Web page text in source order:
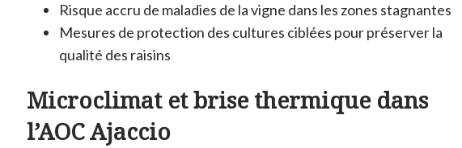
Risque accru de maladies de la vigne dans les zones stagnantes
Mesures de protection des cultures ciblées pour préserver la
qualité des raisins
Microclimat et brise thermique dans
l’AOC Ajaccio